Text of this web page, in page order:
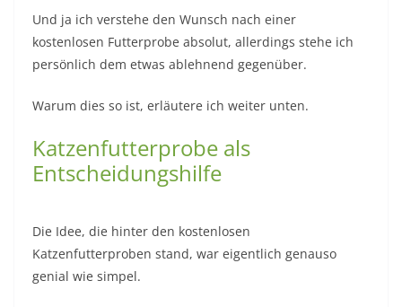
Und ja ich verstehe den Wunsch nach einer
kostenlosen Futterprobe absolut, allerdings stehe ich
persönlich dem etwas ablehnend gegenüber.
Warum dies so ist, erläutere ich weiter unten.
Katzenfutterprobe als
Entscheidungshilfe
Die Idee, die hinter den kostenlosen
Katzenfutterproben stand, war eigentlich genauso
genial wie simpel.